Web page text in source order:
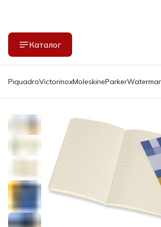
Каталог
PiquadroVictorinoxMoleskineParker